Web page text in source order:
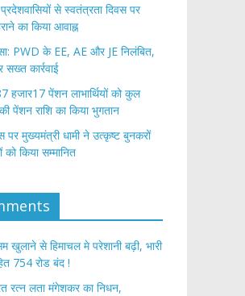
से स्वतंत्रता दिवस पर
का किया आवाह्न
PWD के EE, AE और JE निलंबित,
सख्त कार्रवाई
हजार17 पेंशन लाभार्थियों को कुल
पेंशन राशि का किया भुगतान
पर मुख्यमंत्री धामी ने उत्कृष्ट बुनकरों
किया सम्मानित
खुलाने से हिमाचल मे परेशानी बढ़ी, भारी
754 रोड बंद !
रत्न लता मंगेशकर का निधन,